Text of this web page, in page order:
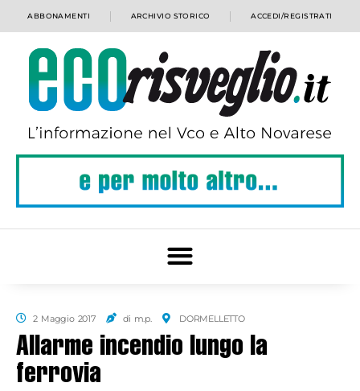
ABBONAMENTI ARCHIVIO STORICO ACCEDI/REGISTRATI
2 Maggio 2017 di m.p. DORMELLETTO
Allarme incendio lungo la
ferrovia